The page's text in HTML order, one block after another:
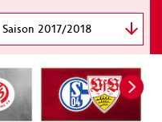
Saison 2017/2018